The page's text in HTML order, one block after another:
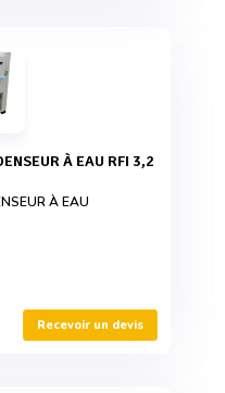
À EAU
Recevoir un devis